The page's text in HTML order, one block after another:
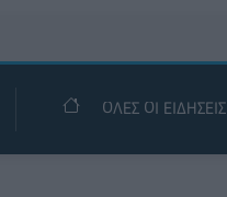
ΟΛΕΣ ΟΙ ΕΙΔΗΣΕΙΣ